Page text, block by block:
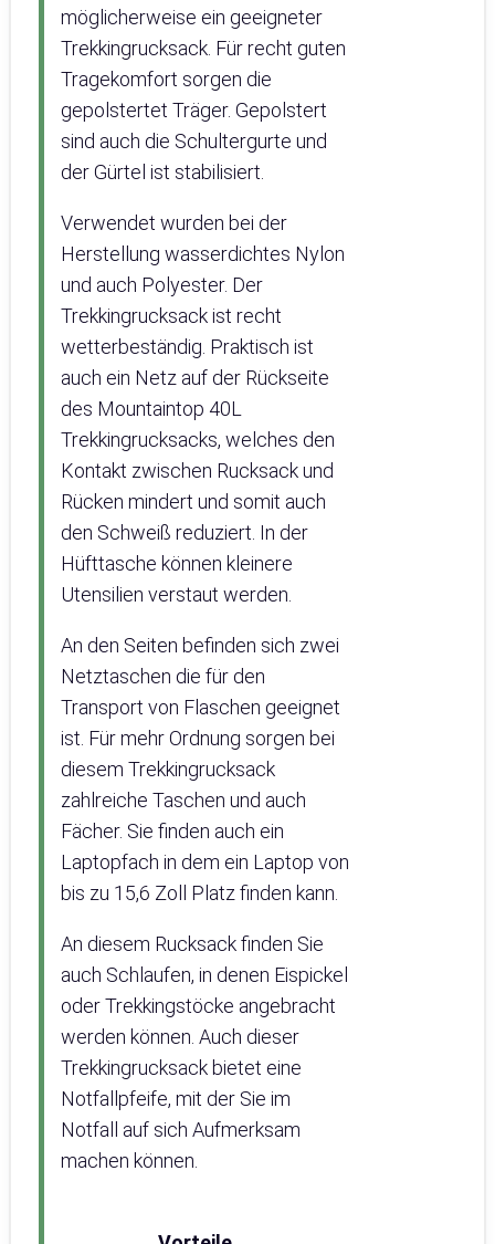
möglicherweise ein geeigneter
Trekkingrucksack. Für recht guten
Tragekomfort sorgen die
gepolstertet Träger. Gepolstert
sind auch die Schultergurte und
der Gürtel ist stabilisiert.
Verwendet wurden bei der
Herstellung wasserdichtes Nylon
und auch Polyester. Der
Trekkingrucksack ist recht
wetterbeständig. Praktisch ist
auch ein Netz auf der Rückseite
des Mountaintop 40L
Trekkingrucksacks, welches den
Kontakt zwischen Rucksack und
Rücken mindert und somit auch
den Schweiß reduziert. In der
Hüfttasche können kleinere
Utensilien verstaut werden.
An den Seiten befinden sich zwei
Netztaschen die für den
Transport von Flaschen geeignet
ist. Für mehr Ordnung sorgen bei
diesem Trekkingrucksack
zahlreiche Taschen und auch
Fächer. Sie finden auch ein
Laptopfach in dem ein Laptop von
bis zu 15,6 Zoll Platz finden kann.
An diesem Rucksack finden Sie
auch Schlaufen, in denen Eispickel
oder Trekkingstöcke angebracht
werden können. Auch dieser
Trekkingrucksack bietet eine
Notfallpfeife, mit der Sie im
Notfall auf sich Aufmerksam
machen können.